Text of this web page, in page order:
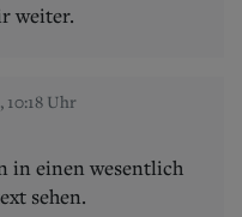
weiter.
10:18 Uhr
in einen wesentlich
sehen.